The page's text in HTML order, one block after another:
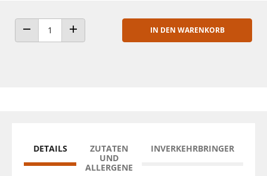
ANZAHL VERRINGERNANZAHL ERHÖHEN
IN DEN WARENKORB
DETAILS
ZUTATEN
UND
ALLERGENE
INVERKEHRBRINGER